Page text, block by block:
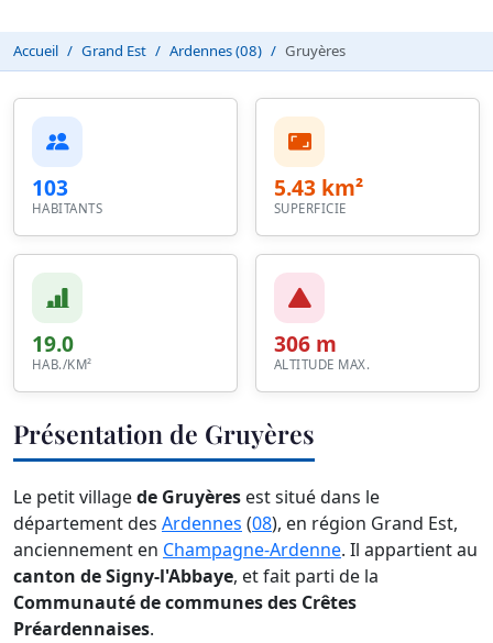
Accueil Grand Est Ardennes (08) Gruyères
103
HABITANTS
5.43 km²
SUPERFICIE
19.0
HAB./KM²
306 m
ALTITUDE MAX.
Présentation de Gruyères
Le petit villagede Gruyères est situé dans le
département des Ardennes (08), en région Grand Est,
anciennement en Champagne-Ardenne. Il appartient au
canton de Signy-l'Abbaye, et fait parti de la
Communauté de communes des Crêtes
Préardennaises.